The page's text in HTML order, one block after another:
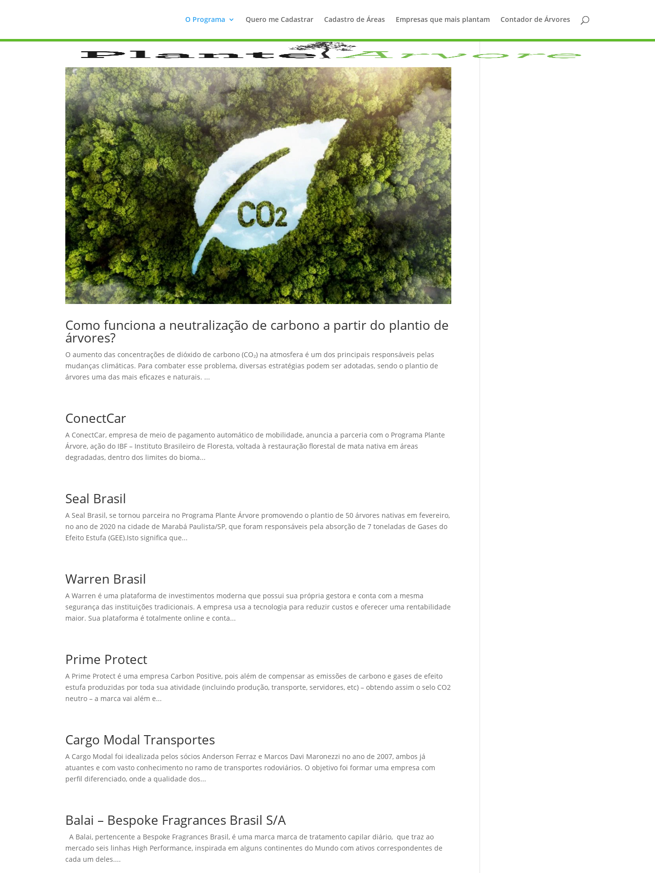
O Programa Quero me Cadastrar Cadastro de Áreas Empresas que mais plantam Contador de Árvores
Como funciona a neutralização de carbono a partir do plantio de
árvores?
O aumento das concentrações de dióxido de carbono (CO₂) na atmosfera é um dos principais responsáveis pelas
mudanças climáticas. Para combater esse problema, diversas estratégias podem ser adotadas, sendo o plantio de
árvores uma das mais eficazes e naturais. ...
ConectCar
A ConectCar, empresa de meio de pagamento automático de mobilidade, anuncia a parceria com o Programa Plante
Árvore, ação do IBF – Instituto Brasileiro de Floresta, voltada à restauração florestal de mata nativa em áreas
degradadas, dentro dos limites do bioma...
Seal Brasil
A Seal Brasil, se tornou parceira no Programa Plante Árvore promovendo o plantio de 50 árvores nativas em fevereiro,
no ano de 2020 na cidade de Marabá Paulista/SP, que foram responsáveis pela absorção de 7 toneladas de Gases do
Efeito Estufa (GEE).Isto significa que...
Warren Brasil
A Warren é uma plataforma de investimentos moderna que possui sua própria gestora e conta com a mesma
segurança das instituições tradicionais. A empresa usa a tecnologia para reduzir custos e oferecer uma rentabilidade
maior. Sua plataforma é totalmente online e conta...
Prime Protect
A Prime Protect é uma empresa Carbon Positive, pois além de compensar as emissões de carbono e gases de efeito
estufa produzidas por toda sua atividade (incluindo produção, transporte, servidores, etc) – obtendo assim o selo CO2
neutro – a marca vai além e...
Cargo Modal Transportes
A Cargo Modal foi idealizada pelos sócios Anderson Ferraz e Marcos Davi Maronezzi no ano de 2007, ambos já
atuantes e com vasto conhecimento no ramo de transportes rodoviários. O objetivo foi formar uma empresa com
perfil diferenciado, onde a qualidade dos...
Balai – Bespoke Fragrances Brasil S/A
A Balai, pertencente a Bespoke Fragrances Brasil, é uma marca marca de tratamento capilar diário, que traz ao
mercado seis linhas High Performance, inspirada em alguns continentes do Mundo com ativos correspondentes de
cada um deles....